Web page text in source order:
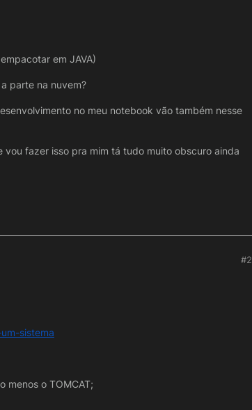
em JAVA)
parte na nuvem?
no meu notebook vão também nesse
fazer isso pra mim tá tudo muito obscuro ainda
#2
sistema
menos o TOMCAT;